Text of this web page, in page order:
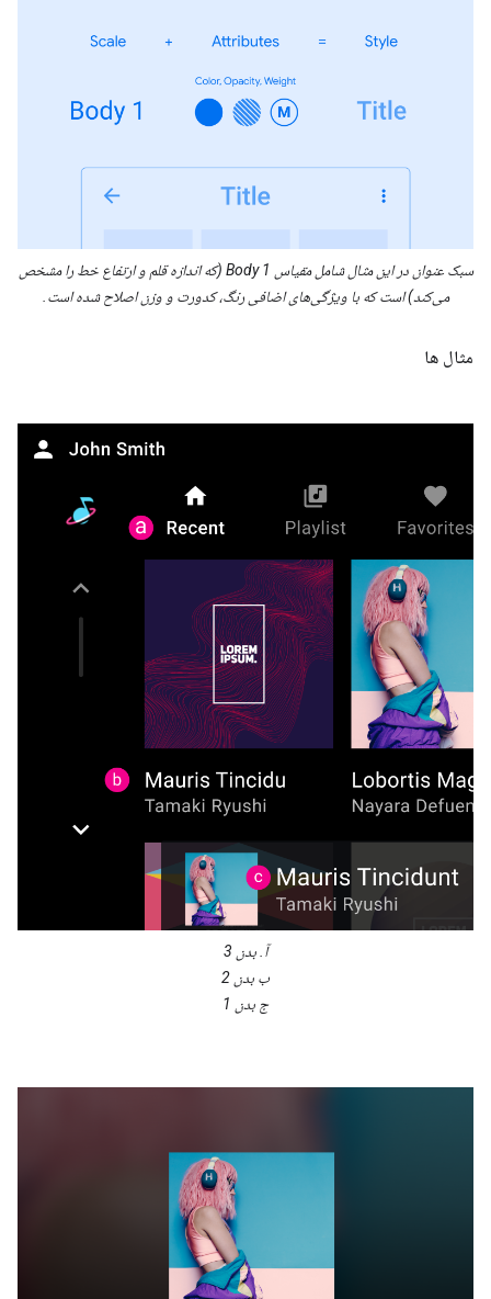
سبک عنوان در این مثال شامل مقیاس Body 1 (که اندازه قلم و ارتفاع خط را مشخص
می‌کند) است که با ویژگی‌های اضافی رنگ، کدورت و وزن اصلاح شده است.
مثال ها
آ. بدن 3
ب بدن 2
ج بدن 1